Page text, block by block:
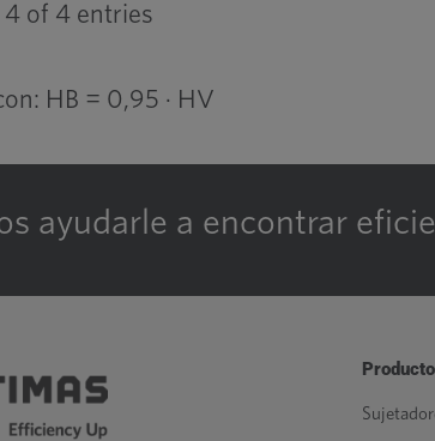
4 of 4 entries
HB = 0,95 · HV
ayudarle a encontrar